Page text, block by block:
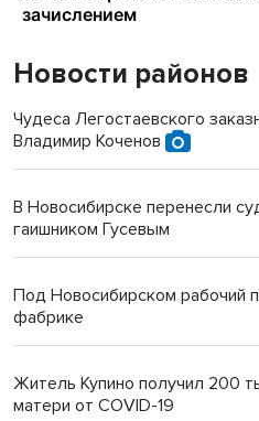
Новости районов
Чудеса Легостаевского
Владимир Коченов
В Новосибирске перенесли
гаишником Гусевым
Под Новосибирском рабочий
фабрике
Житель Купино получил 200
матери от COVID-19